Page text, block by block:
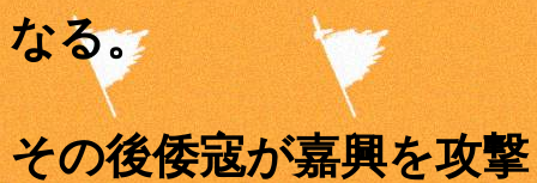
なる。
その後倭寇が嘉興を攻